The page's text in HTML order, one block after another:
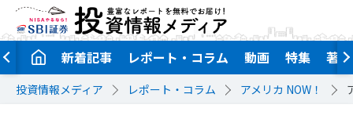
新着記事 レポート・コラム 動画 特集 著者
投資情報メディア レポート・コラム アメリカ NOW！